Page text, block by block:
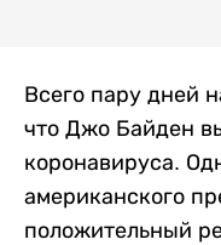
Всего пару дней
что Джо Байден
коронавируса.
американского
положительный